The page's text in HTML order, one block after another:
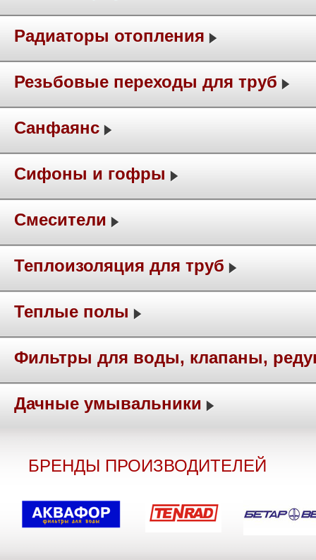
Радиаторы отопления
Резьбовые переходы для труб
Санфаянс
Сифоны и гофры
Смесители
Теплоизоляция для труб
Теплые полы
Фильтры для воды, клапаны,
Дачные умывальники
БРЕНДЫ ПРОИЗВОДИТЕЛЕЙ